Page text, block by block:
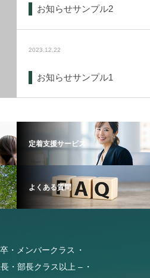
お知らせサンプル2
2023.12.22
お知らせサンプル1
定着支援サービス
よくある質問
・メンバークラス
・部長クラス以上 –